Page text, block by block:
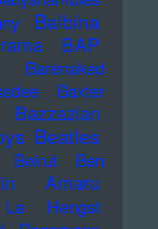
Balbina
BAP
Barenaked
Baxter
Bazzazian
Beatles
Beirut
Ben
Amaru
La Hengst